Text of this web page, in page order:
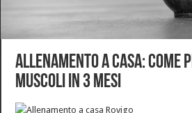
Allenamento a casa: come
muscoli in 3 mesi